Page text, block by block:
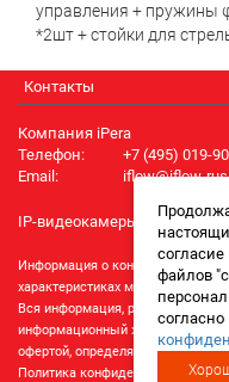
управления + пружины
*2шт + стойки для
Контакты
Компания iPera
Телефон:
+7 (495) 019-
Email:
iflow@iflow-
IP-видеокамеры iFlow
Информация о конкретном
характеристиках может
Вся информация, размещенная
информационный характер и ни
офертой, определяемой
Политика конфиденциальности
согласие
файлов
согласно